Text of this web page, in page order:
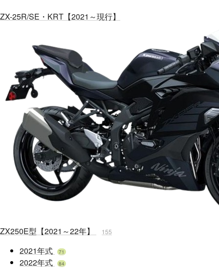
ZX-25R/SE・KRT【2021～現行】
ZX250E型【2021～22年】 155
2021年式 71
2022年式 84